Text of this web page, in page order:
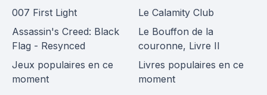
007 First Light
Assassin's Creed: Black
Flag - Resynced
Jeux populaires en ce
moment
Le Calamity Club
Le Bouffon de la
couronne, Livre II
Livres populaires en ce
moment